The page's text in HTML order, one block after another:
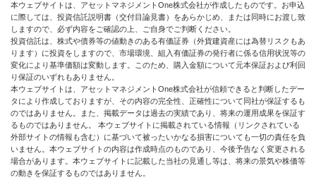
本ウェブサイトは、アセットマネジメントOne株式会社が作成したものです。お申込
に際しては、投資信託説明書（交付目論見書）をあらかじめ、または同時にお渡し致
しますので、必ず内容をご確認の上、ご自身でご判断ください。
投資信託は、株式や債券等の値動きのある有価証券（外貨建資産には為替リスクもあ
ります）に投資をしますので、市場環境、組入有価証券の発行者に係る信用状況等の
変化により基準価額は変動します。このため、購入金額について元本保証および利回
り保証のいずれもありません。
本ウェブサイトは、アセットマネジメントOne株式会社が信頼できると判断したデー
タにより作成しておりますが、その内容の完全性、正確性について同社が保証するも
のではありません。また、掲載データは過去の実績であり、将来の運用成果を保証す
るものではありません。 本ウェブサイトに掲載されている情報（リンクされている
外部サイトの情報も含む）に基づいて被ったいかなる損害についても一切の責任を負
いません。本ウェブサイトの内容は作成時点のものであり、今後予告なく変更される
場合があります。本ウェブサイトに記載した当社の見通し等は、将来の景気や株価等
の動きを保証するものではありません。